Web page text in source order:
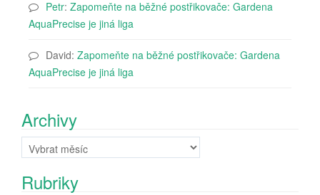
Petr: Zapomeňte na běžné postřikovače: Gardena
AquaPrecise je jiná liga
David: Zapomeňte na běžné postřikovače: Gardena
AquaPrecise je jiná liga
Archivy
Archivy
Rubriky